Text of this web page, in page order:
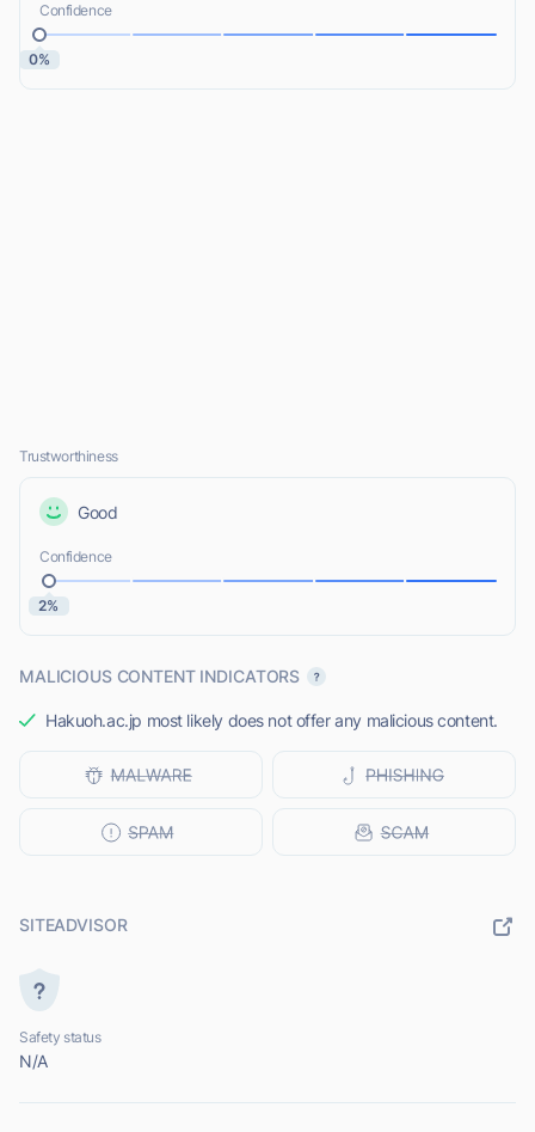
Confidence
0%
Trustworthiness
Good
Confidence
2%
MALICIOUS CONTENT INDICATORS
Hakuoh.ac.jp most likely does not offer any malicious content.
SITEADVISOR
Safety status
N/A